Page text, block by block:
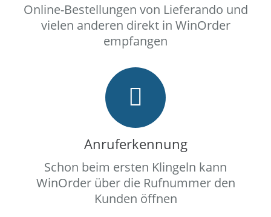
Online-Bestellungen von Lieferando und
vielen anderen direkt in WinOrder
empfangen
Anruferkennung
Schon beim ersten Klingeln kann
WinOrder über die Rufnummer den
Kunden öffnen